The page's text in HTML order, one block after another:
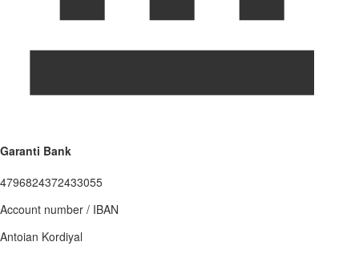
Garanti Bank
4796824372433055
Account number / IBAN
Antoian Kordiyal